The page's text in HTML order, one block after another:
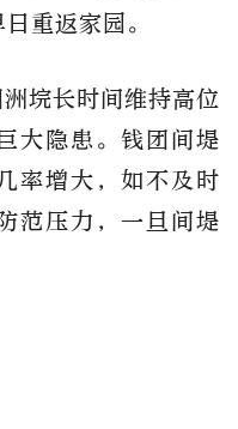
重返家园。
垸长时间维持高位
大隐患。钱团间堤
率增大，如不及时
范压力，一旦间堤